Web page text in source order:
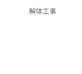
解体工事